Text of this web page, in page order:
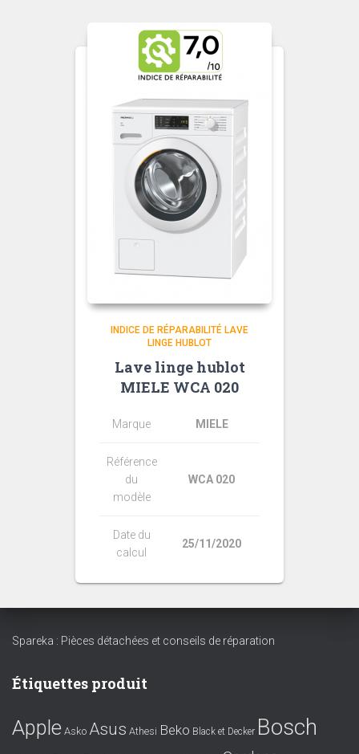
INDICE DE RÉPARABILITÉ LAVE
LINGE HUBLOT
Lave linge hublot
MIELE WCA 020
Marque MIELE
Référence
du
modèle
WCA 020
Date du
calcul
25/11/2020
Spareka : Pièces détachées et conseils de réparation
Étiquettes produit
Apple Asko Asus Athesi Beko Black et Decker Bosch